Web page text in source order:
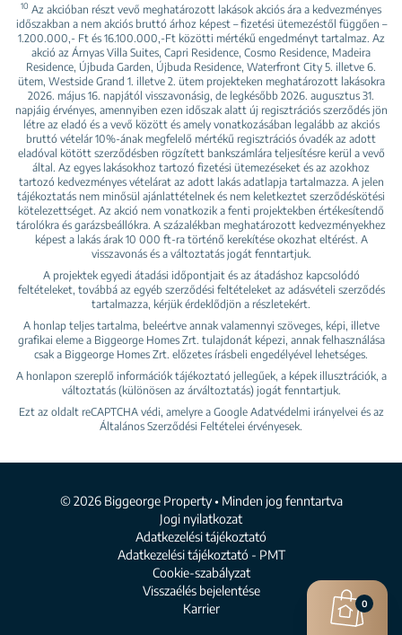
10 Az akcióban részt vevő meghatározott lakások akciós ára a kedvezményes
időszakban a nem akciós bruttó árhoz képest – fizetési ütemezéstől függően –
1.200.000,- Ft és 16.100.000,-Ft közötti mértékű engedményt tartalmaz. Az
akció az Árnyas Villa Suites, Capri Residence, Cosmo Residence, Madeira
Residence, Újbuda Garden, Újbuda Residence, Waterfront City 5. illetve 6.
ütem, Westside Grand 1. illetve 2. ütem projekteken meghatározott lakásokra
2026. május 16. napjától visszavonásig, de legkésőbb 2026. augusztus 31.
napjáig érvényes, amennyiben ezen időszak alatt új regisztrációs szerződés jön
létre az eladó és a vevő között és amely vonatkozásában legalább az akciós
bruttó vételár 10%-ának megfelelő mértékű regisztrációs óvadék az adott
eladóval kötött szerződésben rögzített bankszámlára teljesítésre kerül a vevő
által. Az egyes lakásokhoz tartozó fizetési ütemezéseket és az azokhoz
tartozó kedvezményes vételárat az adott lakás adatlapja tartalmazza. A jelen
tájékoztatás nem minősül ajánlattételnek és nem keletkeztet szerződéskötési
kötelezettséget. Az akció nem vonatkozik a fenti projektekben értékesítendő
tárolókra és garázsbeállókra. A százalékban meghatározott kedvezményekhez
képest a lakás árak 10 000 ft-ra történő kerekítése okozhat eltérést. A
visszavonás és a változtatás jogát fenntartjuk.
A projektek egyedi átadási időpontjait és az átadáshoz kapcsolódó
feltételeket, továbbá az egyéb szerződési feltételeket az adásvételi szerződés
tartalmazza, kérjük érdeklődjön a részletekért.
A honlap teljes tartalma, beleértve annak valamennyi szöveges, képi, illetve
grafikai eleme a Biggeorge Homes Zrt. tulajdonát képezi, annak felhasználása
csak a Biggeorge Homes Zrt. előzetes írásbeli engedélyével lehetséges.
A honlapon szereplő információk tájékoztató jellegűek, a képek illusztrációk, a
változtatás (különösen az árváltoztatás) jogát fenntartjuk.
Ezt az oldalt reCAPTCHA védi, amelyre a Google Adatvédelmi irányelvei és az
Általános Szerződési Feltételei érvényesek.
© 2026 Biggeorge Property • Minden jog fenntartva
Jogi nyilatkozat
Adatkezelési tájékoztató
Adatkezelési tájékoztató - PMT
Cookie-szabályzat
Visszaélés bejelentése
Karrier
0